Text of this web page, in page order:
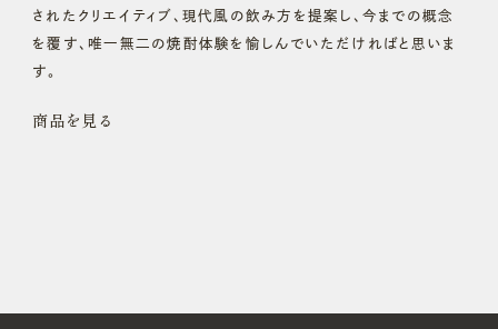
されたクリエイティブ、現代風の飲み方を提案し、今までの概念
を覆す、唯一無二の焼酎体験を愉しんでいただければと思いま
す。
商品を見る